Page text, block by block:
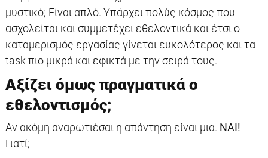
μυστικό; Είναι απλό. Υπάρχει πολύς κόσμος που
ασχολείται και συμμετέχει εθελοντικά και έτσι ο
καταμερισμός εργασίας γίνεται ευκολότερος και τα
task πιο μικρά και εφικτά με την σειρά τους.
Αξίζει όμως πραγματικά ο
εθελοντισμός;
Αν ακόμη αναρωτιέσαι η απάντηση είναι μια. ΝΑΙ!
Γιατί;